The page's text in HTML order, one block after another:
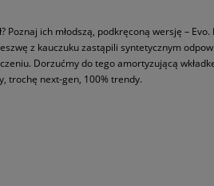
Poznaj ich młodszą, podkręconą wersję –
z kauczuku zastąpili syntetycznym
Dorzućmy do tego amortyzującą
trochę next-gen, 100% trendy.